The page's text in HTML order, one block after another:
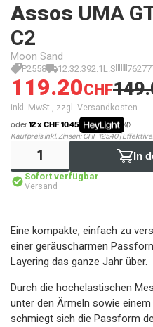
Assos UMA
C2
Moon Sand
P2558 12.32.392.1L.S
119.20CHF
inkl. MwSt., zzgl. Versandkosten
oder12 x CHF 10.45
Kaufpreis inkl. Zinsen: CHF 125.40 |
In
Sofort verfügbar
Versand
Eine kompakte, einfach zu
einer geräuscharmen
Layering das ganze Jahr über.
Durch die hochelastischen
unter den Ärmeln sowie
schmiegt sich die Passform